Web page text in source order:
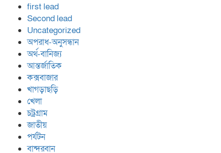
first lead
Second lead
Uncategorized
অপরাধ-অনুসন্ধান
অর্থ-বানিজ্য
আন্তর্জাতিক
কক্সবাজার
খাগড়াছড়ি
খেলা
চট্রগ্রাম
জাতীয়
পর্যটন
বান্দরবান